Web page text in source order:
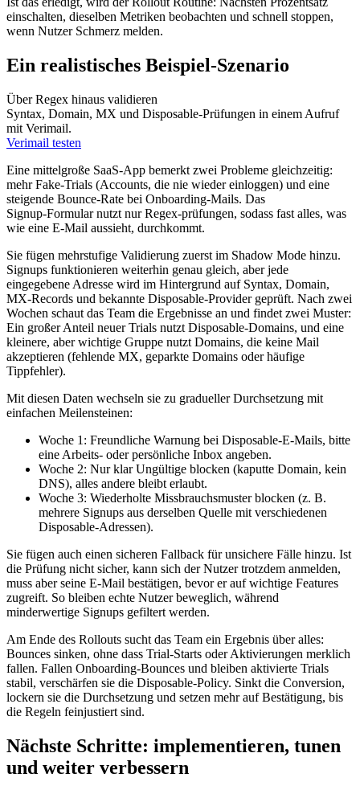
einschalten, dieselben Metriken beobachten und schnell stoppen,
wenn Nutzer Schmerz melden.
Ein realistisches Beispiel‑Szenario
Über Regex hinaus validieren
Syntax, Domain, MX und Disposable-Prüfungen in einem Aufruf
mit Verimail.
Verimail testen
Eine mittelgroße SaaS‑App bemerkt zwei Probleme gleichzeitig:
mehr Fake‑Trials (Accounts, die nie wieder einloggen) und eine
steigende Bounce‑Rate bei Onboarding‑Mails. Das
Signup‑Formular nutzt nur Regex‑prüfungen, sodass fast alles, was
wie eine E‑Mail aussieht, durchkommt.
Sie fügen mehrstufige Validierung zuerst im Shadow Mode hinzu.
Signups funktionieren weiterhin genau gleich, aber jede
eingegebene Adresse wird im Hintergrund auf Syntax, Domain,
MX‑Records und bekannte Disposable‑Provider geprüft. Nach zwei
Wochen schaut das Team die Ergebnisse an und findet zwei Muster:
Ein großer Anteil neuer Trials nutzt Disposable‑Domains, und eine
kleinere, aber wichtige Gruppe nutzt Domains, die keine Mail
akzeptieren (fehlende MX, geparkte Domains oder häufige
Tippfehler).
Mit diesen Daten wechseln sie zu gradueller Durchsetzung mit
einfachen Meilensteinen:
Woche 1: Freundliche Warnung bei Disposable‑E‑Mails, bitte
eine Arbeits‑ oder persönliche Inbox angeben.
Woche 2: Nur klar Ungültige blocken (kaputte Domain, kein
DNS), alles andere bleibt erlaubt.
Woche 3: Wiederholte Missbrauchsmuster blocken (z. B.
mehrere Signups aus derselben Quelle mit verschiedenen
Disposable‑Adressen).
Sie fügen auch einen sicheren Fallback für unsichere Fälle hinzu. Ist
die Prüfung nicht sicher, kann sich der Nutzer trotzdem anmelden,
muss aber seine E‑Mail bestätigen, bevor er auf wichtige Features
zugreift. So bleiben echte Nutzer beweglich, während
minderwertige Signups gefiltert werden.
Am Ende des Rollouts sucht das Team ein Ergebnis über alles:
Bounces sinken, ohne dass Trial‑Starts oder Aktivierungen merklich
fallen. Fallen Onboarding‑Bounces und bleiben aktivierte Trials
stabil, verschärfen sie die Disposable‑Policy. Sinkt die Conversion,
lockern sie die Durchsetzung und setzen mehr auf Bestätigung, bis
die Regeln feinjustiert sind.
Nächste Schritte: implementieren, tunen
und weiter verbessern